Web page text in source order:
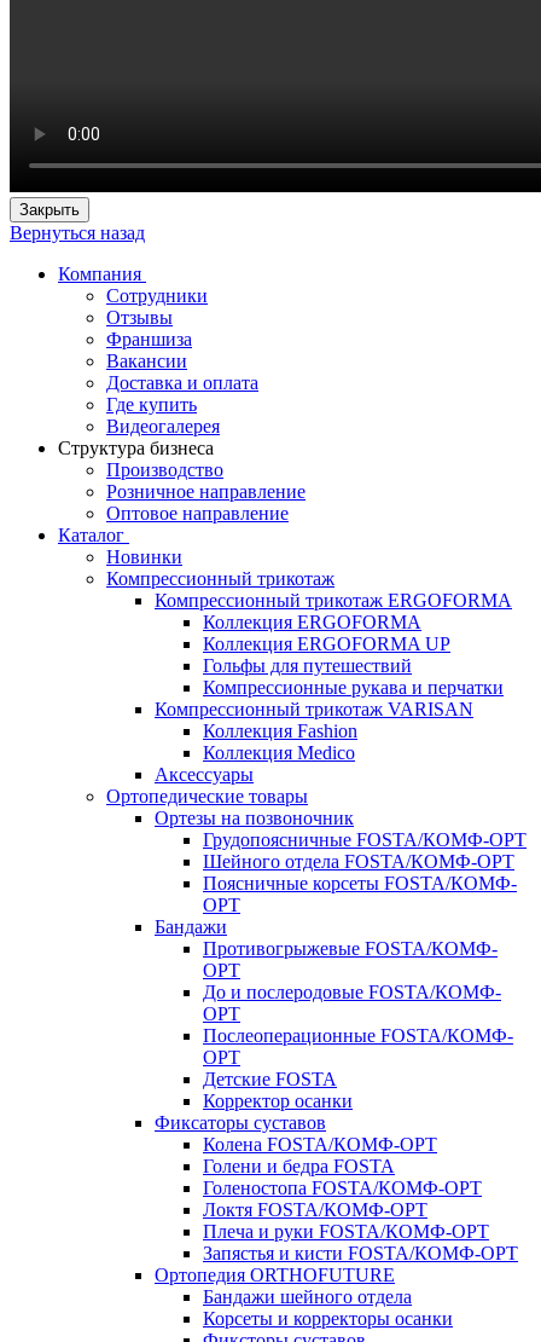
Закрыть
Вернуться назад
Компания
Сотрудники
Отзывы
Франшиза
Вакансии
Доставка и оплата
Где купить
Видеогалерея
Структура бизнеса
Производство
Розничное направление
Оптовое направление
Каталог
Новинки
Компрессионный трикотаж
Компрессионный трикотаж ERGOFORMA
Коллекция ERGOFORMA
Коллекция ERGOFORMA UP
Гольфы для путешествий
Компрессионные рукава и перчатки
Компрессионный трикотаж VARISAN
Коллекция Fashion
Коллекция Medico
Аксессуары
Ортопедические товары
Ортезы на позвоночник
Грудопоясничные FOSTA/КОМФ-ОРТ
Шейного отдела FOSTA/КОМФ-ОРТ
Поясничные корсеты FOSTA/КОМФ-
ОРТ
Бандажи
Противогрыжевые FOSTA/КОМФ-
ОРТ
До и послеродовые FOSTA/КОМФ-
ОРТ
Послеоперационные FOSTA/КОМФ-
ОРТ
Детские FOSTA
Корректор осанки
Фиксаторы суставов
Колена FOSTA/КОМФ-ОРТ
Голени и бедра FOSTA
Голеностопа FOSTA/КОМФ-ОРТ
Локтя FOSTA/КОМФ-ОРТ
Плеча и руки FOSTA/КОМФ-ОРТ
Запястья и кисти FOSTA/КОМФ-ОРТ
Ортопедия ORTHOFUTURE
Бандажи шейного отдела
Корсеты и корректоры осанки